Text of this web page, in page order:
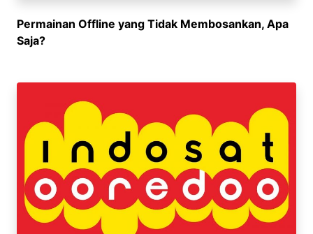
Permainan Offline yang Tidak Membosankan, Apa
Saja?